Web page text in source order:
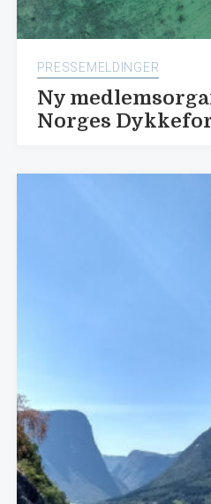
PRESSEMELDINGER
Ny
Norges